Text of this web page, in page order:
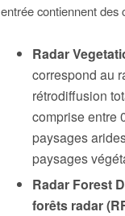
entrée contiennent des
Radar
correspond au
rétrodiffusion
comprise entre
paysages
paysages
Radar Forest
forêts radar